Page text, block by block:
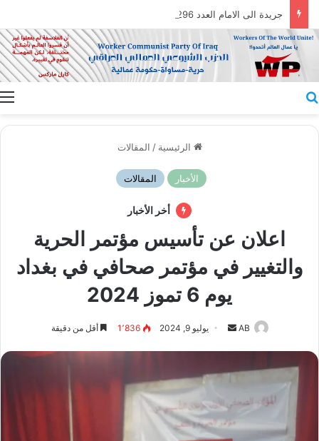
جريدة الى الامام العدد 296 – 28/07/2026
الرئيسية / المقالات
الأخبار المقالات
أخر الأخبار
اعلان عن تأسيس مؤتمر الحرية
والتغيير في مؤتمر صحافي في بغداد
يوم 6 تموز 2024
AB
أرسليوليو 9, 2024 1٬836 أقل من دقيقة